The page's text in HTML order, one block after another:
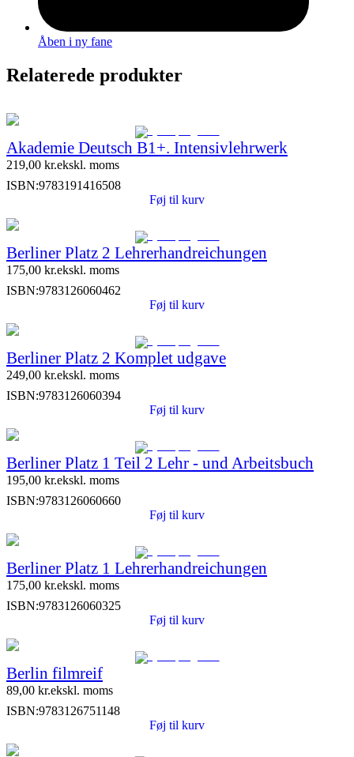
Åben i ny fane
Relaterede produkter
Akademie Deutsch B1+. Intensivlehrwerk
219,00 kr.ekskl. moms
ISBN:9783191416508
Føj til kurv
Berliner Platz 2 Lehrerhandreichungen
175,00 kr.ekskl. moms
ISBN:9783126060462
Føj til kurv
Berliner Platz 2 Komplet udgave
249,00 kr.ekskl. moms
ISBN:9783126060394
Føj til kurv
Berliner Platz 1 Teil 2 Lehr - und Arbeitsbuch
195,00 kr.ekskl. moms
ISBN:9783126060660
Føj til kurv
Berliner Platz 1 Lehrerhandreichungen
175,00 kr.ekskl. moms
ISBN:9783126060325
Føj til kurv
Berlin filmreif
89,00 kr.ekskl. moms
ISBN:9783126751148
Føj til kurv